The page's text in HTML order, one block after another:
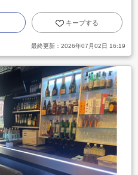
キープする
最終更新： 2026年07月02日 16:19